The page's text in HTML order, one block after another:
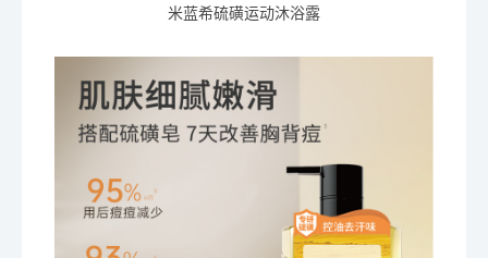
米蓝希硫磺运动沐浴露